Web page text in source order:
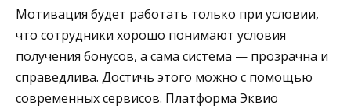
Мотивация будет работать только при условии,
что сотрудники хорошо понимают условия
получения бонусов, а сама система — прозрачна и
справедлива. Достичь этого можно с помощью
современных сервисов. Платформа Эквио